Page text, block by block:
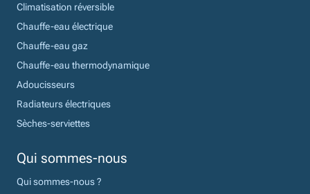
Climatisation réversible
Chauffe-eau électrique
Chauffe-eau gaz
Chauffe-eau thermodynamique
Adoucisseurs
Radiateurs électriques
Sèches-serviettes
Qui sommes-nous
Qui sommes-nous ?